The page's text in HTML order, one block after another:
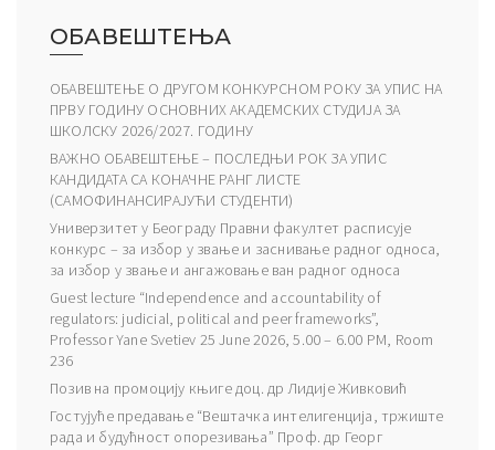
ОБАВЕШТЕЊА
ОБАВЕШТЕЊЕ О ДРУГОМ КОНКУРСНОМ РОКУ ЗА УПИС НА
ПРВУ ГОДИНУ ОСНОВНИХ АКАДЕМСКИХ СТУДИЈА ЗА
ШКОЛСКУ 2026/2027. ГОДИНУ
ВАЖНО ОБАВЕШТЕЊЕ – ПОСЛЕДЊИ РОК ЗА УПИС
КАНДИДАТА СА КОНАЧНЕ РАНГ ЛИСТЕ
(САМОФИНАНСИРАЈУЋИ СТУДЕНТИ)
Универзитет у Београду Правни факултет расписује
конкурс – за избор у звање и заснивање радног односа,
за избор у звање и ангажовање ван радног односа
Guest lecture “Independence and accountability of
regulators: judicial, political and peer frameworks”,
Professor Yane Svetiev 25 June 2026, 5.00 – 6.00 PM, Room
236
Позив на промоцију књиге доц. др Лидије Живковић
Гостујуће предавање “Вештачка интелигенција, тржиште
рада и будућност опорезивања” Проф. др Георг